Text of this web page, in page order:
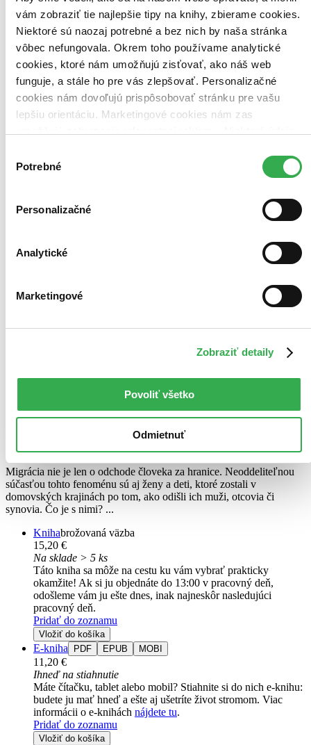
vám zobraziť tie najlepšie tipy na knihy, zbierame cookies.
Niektoré sú naozaj potrebné a bez nich by naša stránka
vôbec nefungovala. Okrem toho používame analytické
cookies, ktoré nám umožňujú zisťovať, ako náš web
funguje, a stále ho pre vás zlepšovať. Personalizačné
cookies nám dovoľujú prispôsobovať stránku pre vašu
lepšiu orientáciu. Marketingové cookies nám zas
keby sme mohli používať všetky tieto cookies. Ďakujeme!
súhlasu
Potrebné
Personalizačné
Analytické
Marketingové
Zobraziť detaily
Povoliť všetko
Odmietnuť
Migrácia nie je len o odchode človeka za hranice. Neoddeliteľnou
súčasťou tohto fenoménu sú aj ženy a deti, ktoré zostali v
domovských krajinách po tom, ako odišli ich muži, otcovia či
synovia. Čo je s nimi? ...
Knihabrožovaná väzba
15,20 €
Na sklade > 5 ks
Táto kniha sa môže na cestu ku vám vybrať prakticky
okamžite! Ak si ju objednáte do 13:00 v pracovný deň,
odošleme vám ju ešte dnes, inak najneskôr nasledujúci
pracovný deň.
Pridať do zoznamu
Vložiť do košíka
E-kniha PDF EPUB MOBI
11,20 €
Ihneď na stiahnutie
Máte čítačku, tablet alebo mobil? Stiahnite si do nich e-knihu:
budete ju mať hneď a ešte aj ušetríte život stromom. Viac
informácii o e-knihách nájdete tu.
Pridať do zoznamu
Vložiť do košíka